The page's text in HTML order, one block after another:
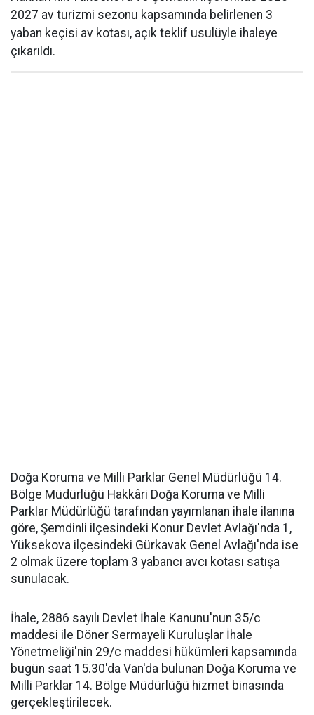
2027 av turizmi sezonu kapsamında belirlenen 3
yaban keçisi av kotası, açık teklif usulüyle ihaleye
çıkarıldı.
Doğa Koruma ve Milli Parklar Genel Müdürlüğü 14.
Bölge Müdürlüğü Hakkâri Doğa Koruma ve Milli
Parklar Müdürlüğü tarafından yayımlanan ihale ilanına
göre, Şemdinli ilçesindeki Konur Devlet Avlağı'nda 1,
Yüksekova ilçesindeki Gürkavak Genel Avlağı'nda ise
2 olmak üzere toplam 3 yabancı avcı kotası satışa
sunulacak.
İhale, 2886 sayılı Devlet İhale Kanunu'nun 35/c
maddesi ile Döner Sermayeli Kuruluşlar İhale
Yönetmeliği'nin 29/c maddesi hükümleri kapsamında
bugün saat 15.30'da Van'da bulunan Doğa Koruma ve
Milli Parklar 14. Bölge Müdürlüğü hizmet binasında
gerçekleştirilecek.